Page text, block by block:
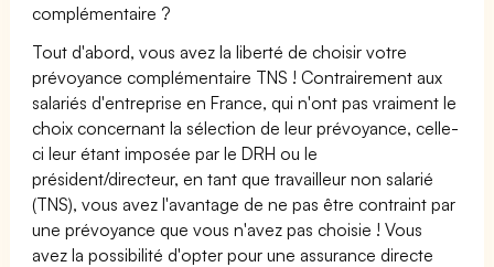
complémentaire ?
Tout d'abord, vous avez la liberté de choisir votre
prévoyance complémentaire TNS ! Contrairement aux
salariés d'entreprise en France, qui n'ont pas vraiment le
choix concernant la sélection de leur prévoyance, celle-
ci leur étant imposée par le DRH ou le
président/directeur, en tant que travailleur non salarié
(TNS), vous avez l'avantage de ne pas être contraint par
une prévoyance que vous n'avez pas choisie ! Vous
avez la possibilité d'opter pour une assurance directe